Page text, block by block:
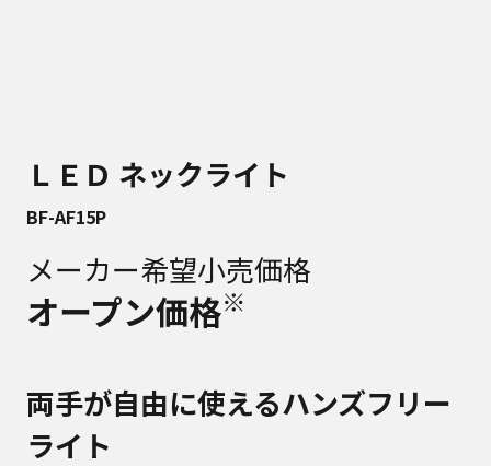
ＬＥＤ ネックライト
BF-AF15P
メーカー希望小売価格
オープン価格※
両手が自由に使えるハンズフリー
ライト